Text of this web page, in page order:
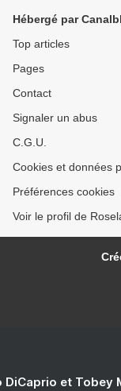
Hébergé par
Top articles
Pages
Contact
Signaler un abus
C.G.U.
Cookies et données
Préférences cookies
Voir le profil de
DiCaprio et Tobey